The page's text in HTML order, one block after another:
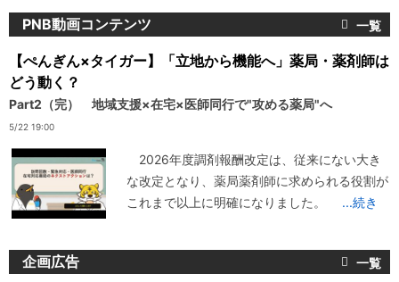
PNB動画コンテンツ
【ぺんぎん×タイガー】「立地から機能へ」薬局・薬剤師は
どう動く？
Part2（完） 地域支援×在宅×医師同行で"攻める薬局"へ
5/22 19:00
2026年度調剤報酬改定は、従来にない大き
な改定となり、薬局薬剤師に求められる役割が
これまで以上に明確になりました。
...続き
企画広告